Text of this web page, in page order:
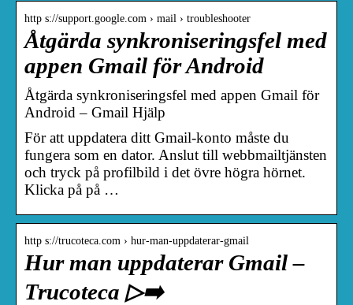
http s://support.google.com › mail › troubleshooter
Åtgärda synkroniseringsfel med
appen Gmail för Android
Åtgärda synkroniseringsfel med appen Gmail för
Android – Gmail Hjälp
För att uppdatera ditt Gmail-konto måste du
fungera som en dator. Anslut till webbmailtjänsten
och tryck på profilbild i det övre högra hörnet.
Klicka på på …
http s://trucoteca.com › hur-man-uppdaterar-gmail
Hur man uppdaterar Gmail –
Trucoteca ▷➡️